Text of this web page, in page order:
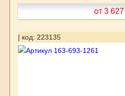
от 3 627
| код: 223135